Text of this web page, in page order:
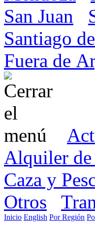
San Juan
Santiago
Fuera de
Alquiler de
Caza y
Otros
Inicio English Por Región